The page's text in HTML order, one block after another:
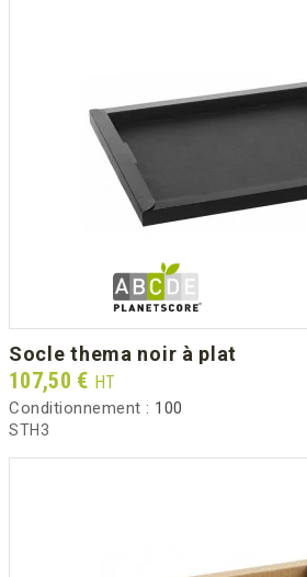
socle thema noir à plat
Prix
107,50 € HT
Conditionnement : 100
STH3